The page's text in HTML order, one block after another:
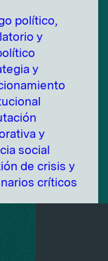
político,
y
y
y
social
de crisis y
críticos